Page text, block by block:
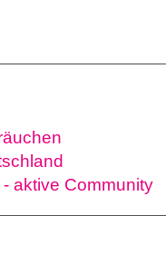
aktive Community